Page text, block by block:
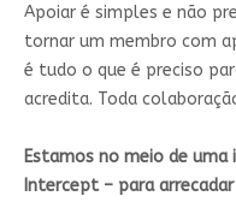
Apoiar é simples e não
tornar um membro com
é tudo o que é preciso
acredita. Toda
Estamos no meio de uma
Intercept – para